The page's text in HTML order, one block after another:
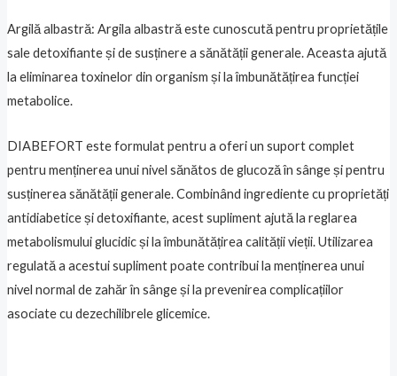
Argilă albastră: Argila albastră este cunoscută pentru proprietățile
sale detoxifiante și de susținere a sănătății generale. Aceasta ajută
la eliminarea toxinelor din organism și la îmbunătățirea funcției
metabolice.
DIABEFORT este formulat pentru a oferi un suport complet
pentru menținerea unui nivel sănătos de glucoză în sânge și pentru
susținerea sănătății generale. Combinând ingrediente cu proprietăți
antidiabetice și detoxifiante, acest supliment ajută la reglarea
metabolismului glucidic și la îmbunătățirea calității vieții. Utilizarea
regulată a acestui supliment poate contribui la menținerea unui
nivel normal de zahăr în sânge și la prevenirea complicațiilor
asociate cu dezechilibrele glicemice.